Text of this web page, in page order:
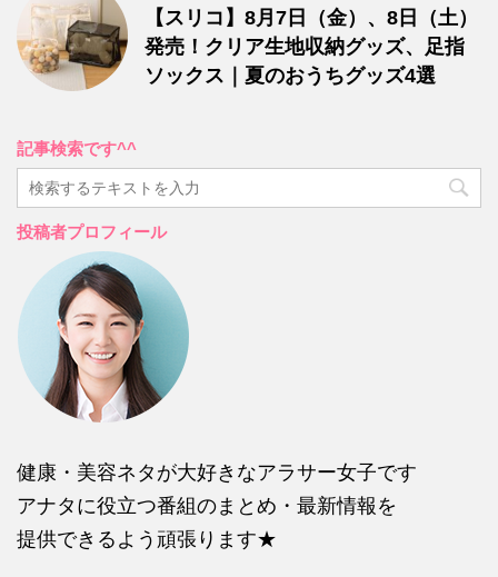
【スリコ】8月7日（金）、8日（土）
発売！クリア生地収納グッズ、足指
ソックス｜夏のおうちグッズ4選
記事検索です^^
投稿者プロフィール
健康・美容ネタが大好きなアラサー女子です
アナタに役立つ番組のまとめ・最新情報を
提供できるよう頑張ります★